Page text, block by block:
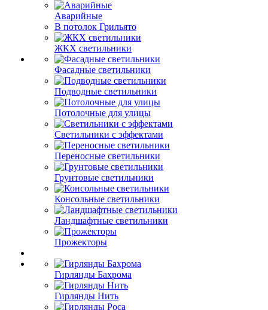
Аварийные
В потолок Грильято
ЖКХ светильники
Фасадные светильники
Подводные светильники
Потолочные для улицы
Светильники с эффектами
Переносные светильники
Грунтовые светильники
Консольные светильники
Ландшафтные светильники
Прожекторы
Гирлянды Бахрома
Гирлянды Нить